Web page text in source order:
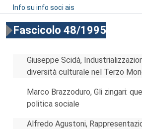
Info su info soci ais
Fascicolo 48/1995
Giuseppe Scidà,
diversità culturale nel Terzo
Marco Brazzoduro, Gli zingari:
politica sociale
Alfredo Agustoni,